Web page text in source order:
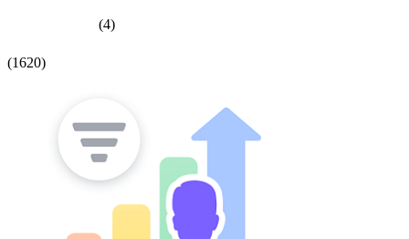
(4)
(1620)